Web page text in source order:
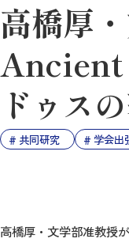
高橋厚
Ancient
ドゥス
共同研究 学会出
高橋厚・文学部准教授